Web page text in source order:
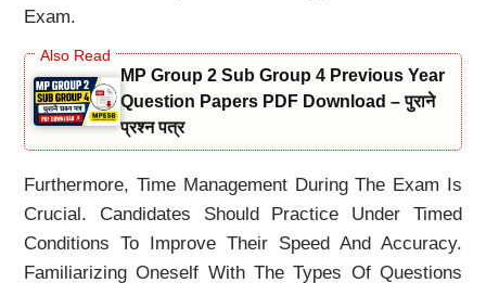
Exam.
MP Group 2 Sub Group 4 Previous Year
Question Papers PDF Download – पुराने
प्रश्न पत्र
Furthermore, Time Management During The Exam Is
Crucial. Candidates Should Practice Under Timed
Conditions To Improve Their Speed And Accuracy.
Familiarizing Oneself With The Types Of Questions